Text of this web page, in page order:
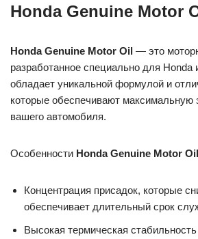
Honda Genuine Motor
Honda Genuine Motor Oil — это
разработанное специально для
обладает уникальной формулой и
которые обеспечивают максимальную
вашего автомобиля.
Особенности Honda Genuine Motor Oil
Концентрация присадок, которые
обеспечивает длительный срок
Высокая термическая стабильность